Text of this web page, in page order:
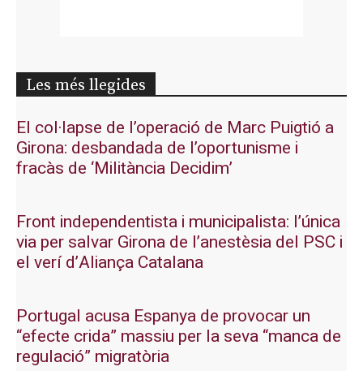
Les més llegides
El col·lapse de l’operació de Marc Puigtió a
Girona: desbandada de l’oportunisme i
fracàs de ‘Militància Decidim’
Front independentista i municipalista: l’única
via per salvar Girona de l’anestèsia del PSC i
el verí d’Aliança Catalana
Portugal acusa Espanya de provocar un
“efecte crida” massiu per la seva “manca de
regulació” migratòria